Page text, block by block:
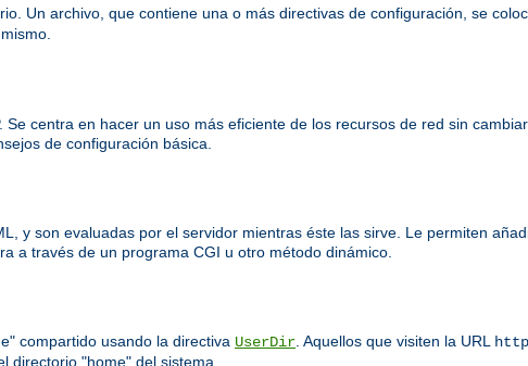
Un archivo, que contiene una o más directivas de configuración, se
centra en hacer un uso más eficiente de los recursos de red sin
de configuración básica.
y son evaluadas por el servidor mientras éste las sirve. Le permiten
a través de un programa CGI u otro método dinámico.
compartido usando la directiva UserDir . Aquellos que visiten la URL
directorio "home" del sistema.